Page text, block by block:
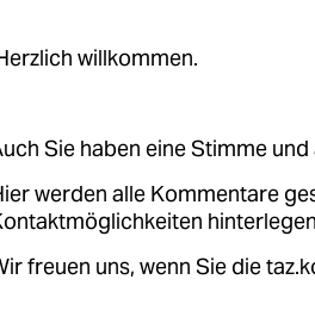
willkommen.
Sie haben eine Stimme
werden alle Kommentare
freuen uns, wenn Sie die